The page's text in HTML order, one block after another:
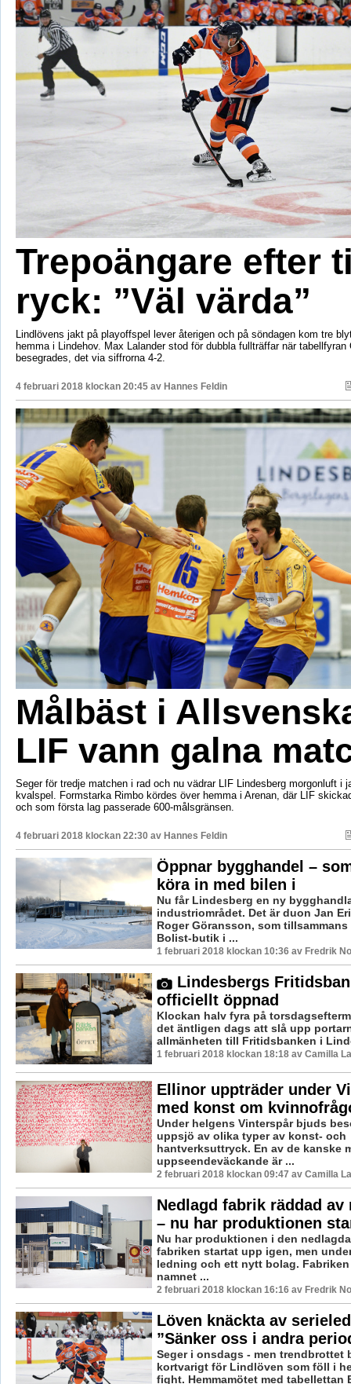
Trepoängare efter
ryck: ”Väl värda”
Lindlövens jakt på playoffspel lever återigen och på söndagen kom tre
hemma i Lindehov. Max Lalander stod för dubbla fullträffar när tabellfyran
besegrades, det via siffrorna 4-2.
4 februari 2018 klockan 20:45 av Hannes Feldin
Målbäst i
LIF vann galna
Seger för tredje matchen i rad och nu vädrar LIF Lindesberg morgonluft i
kvalspel. Formstarka Rimbo kördes över hemma i Arenan, där LIF
och som första lag passerade 600-målsgränsen.
4 februari 2018 klockan 22:30 av Hannes Feldin
Öppnar bygghandel –
köra in med bilen i
Nu får Lindesberg en ny
industriområdet. Det är duon Jan
Roger Göransson, som
Bolist-butik i ...
1 februari 2018 klockan 10:36 av Fredrik
Lindesbergs
officiellt öppnad
Klockan halv fyra på
det äntligen dags att slå upp
allmänheten till Fritidsbanken i
1 februari 2018 klockan 18:18 av Camilla
Ellinor uppträder under
med konst om
Under helgens Vinterspår bjuds
uppsjö av olika typer av konst- och
hantverksuttryck. En av de kanske
uppseendeväckande är ...
2 februari 2018 klockan 09:47 av Camilla
Nedlagd fabrik räddad av
– nu har produktionen
Nu har produktionen i den
fabriken startat upp igen, men
ledning och ett nytt bolag.
namnet ...
2 februari 2018 klockan 16:16 av Fredrik
Löven knäckta av
”Sänker oss i andra
Seger i onsdags - men trendbrottet
kortvarigt för Lindlöven som föll i
fight. Hemmamötet med tabellettan